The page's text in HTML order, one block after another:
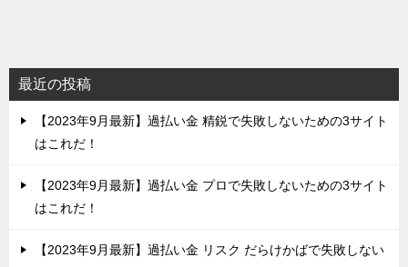
最近の投稿
【2023年9月最新】過払い金 精鋭で失敗しないための3サイト
はこれだ！
【2023年9月最新】過払い金 プロで失敗しないための3サイト
はこれだ！
【2023年9月最新】過払い金 リスク だらけかばで失敗しない